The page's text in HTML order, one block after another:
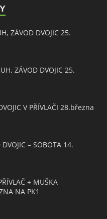
ZÁVOD DVOJIC 25.
ZÁVOD DVOJIC 25.
V PŘÍVLAČI 28.března
– SOBOTA 14.
+ MUŠKA
NA PK1